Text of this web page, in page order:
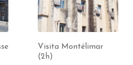
Visita Montélimar
(2h)